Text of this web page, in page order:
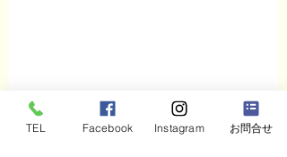
TEL Facebook Instagram お問合せ